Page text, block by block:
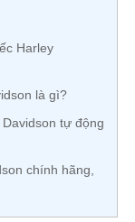
Harley
là gì?
tự động
chính hãng,